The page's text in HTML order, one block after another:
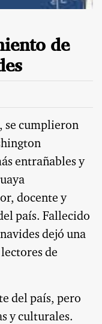
de
se cumplieron
entrañables y
docente y
país. Fallecido
dejó una
de
del país, pero
y culturales.